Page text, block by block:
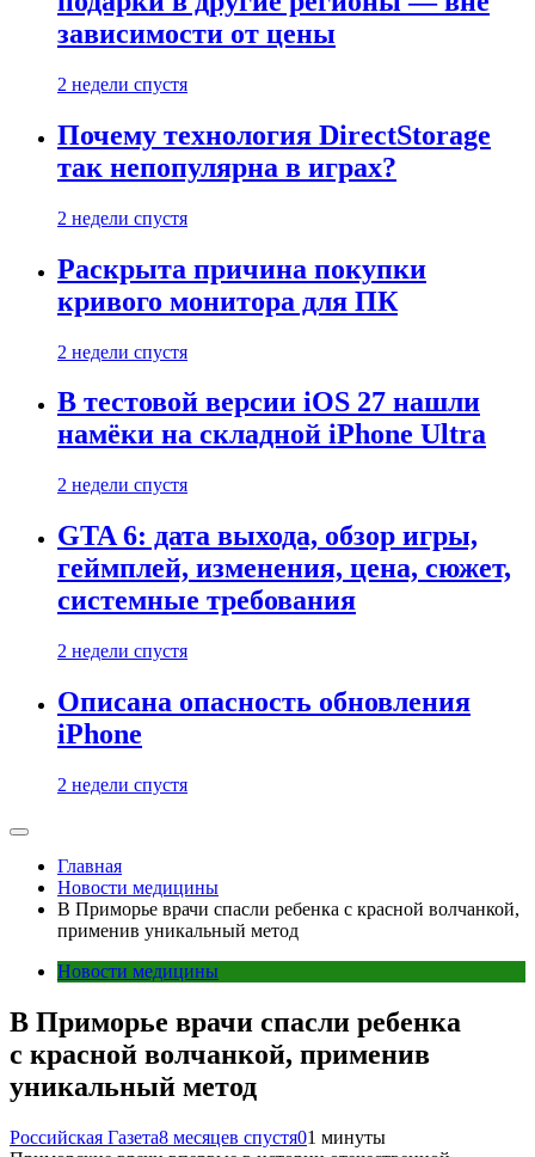
зависимости от цены
2 недели спустя
Почему технология DirectStorage
так непопулярна в играх?
2 недели спустя
Раскрыта причина покупки
кривого монитора для ПК
2 недели спустя
В тестовой версии iOS 27 нашли
намёки на складной iPhone Ultra
2 недели спустя
GTA 6: дата выхода, обзор игры,
геймплей, изменения, цена, сюжет,
системные требования
2 недели спустя
Описана опасность обновления
iPhone
2 недели спустя
Главная
Новости медицины
В Приморье врачи спасли ребенка с красной волчанкой,
применив уникальный метод
Новости медицины
В Приморье врачи спасли ребенка
с красной волчанкой, применив
уникальный метод
Российская Газета8 месяцев спустя01 минуты